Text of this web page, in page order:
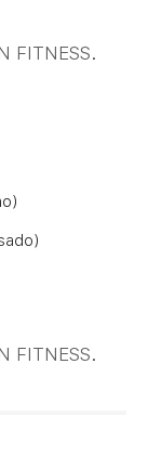
FITNESS.
FITNESS.